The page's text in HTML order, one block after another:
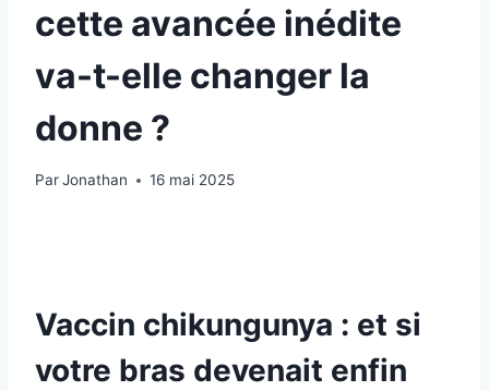
cette avancée inédite
va-t-elle changer la
donne ?
ParJonathan 16 mai 2025
Vaccin chikungunya : et si
votre bras devenait enfin